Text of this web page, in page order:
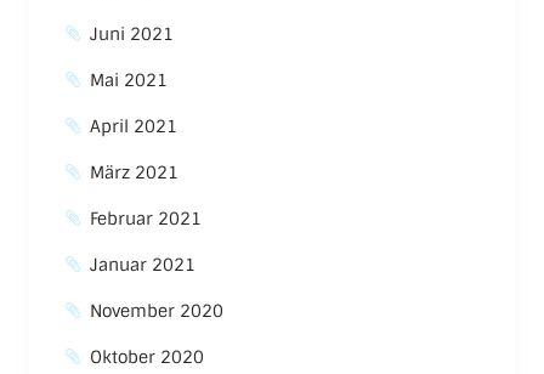
Juni 2021
Mai 2021
April 2021
März 2021
Februar 2021
Januar 2021
November 2020
Oktober 2020